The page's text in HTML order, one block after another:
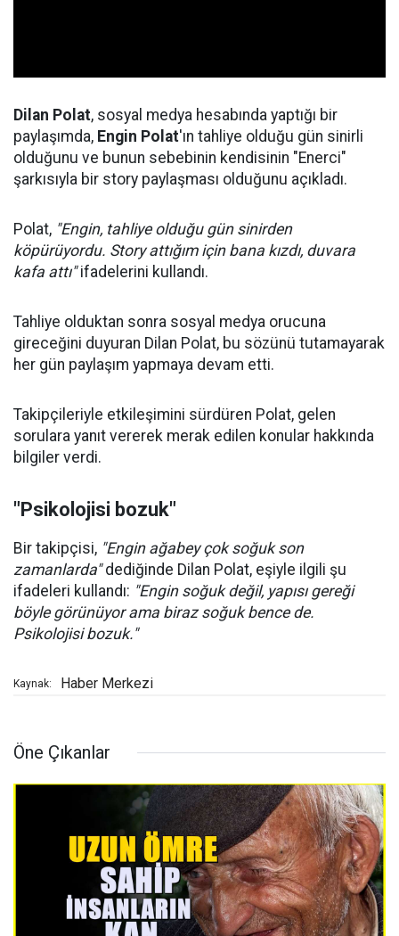
Dilan Polat, sosyal medya hesabında yaptığı bir
paylaşımda, Engin Polat'ın tahliye olduğu gün sinirli
olduğunu ve bunun sebebinin kendisinin "Enerci"
şarkısıyla bir story paylaşması olduğunu açıkladı.
Polat, "Engin, tahliye olduğu gün sinirden
köpürüyordu. Story attığım için bana kızdı, duvara
kafa attı"ifadelerini kullandı.
Tahliye olduktan sonra sosyal medya orucuna
gireceğini duyuran Dilan Polat, bu sözünü tutamayarak
her gün paylaşım yapmaya devam etti.
Takipçileriyle etkileşimini sürdüren Polat, gelen
sorulara yanıt vererek merak edilen konular hakkında
bilgiler verdi.
"Psikolojisi bozuk"
Bir takipçisi, "Engin ağabey çok soğuk son
zamanlarda"dediğinde Dilan Polat, eşiyle ilgili şu
ifadeleri kullandı: "Engin soğuk değil, yapısı gereği
böyle görünüyor ama biraz soğuk bence de.
Psikolojisi bozuk."
Kaynak: Haber Merkezi
Öne Çıkanlar